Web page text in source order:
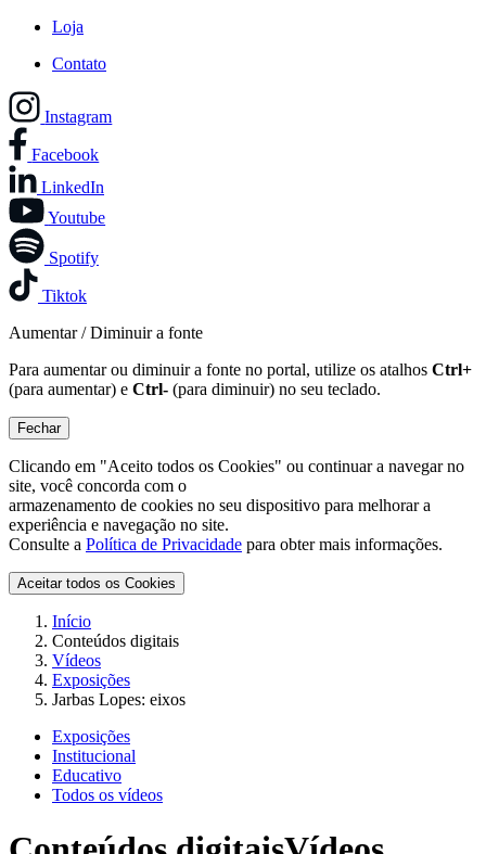
Loja
Contato
Instagram
Facebook
LinkedIn
Youtube
Spotify
Tiktok
Aumentar / Diminuir a fonte
Para aumentar ou diminuir a fonte no portal, utilize os atalhos Ctrl+
(para aumentar) e Ctrl- (para diminuir) no seu teclado.
Fechar
Clicando em "Aceito todos os Cookies" ou continuar a navegar no
site, você concorda com o
armazenamento de cookies no seu dispositivo para melhorar a
experiência e navegação no site.
Consulte a Política de Privacidade para obter mais informações.
Aceitar todos os Cookies
Início
Conteúdos digitais
Vídeos
Exposições
Jarbas Lopes: eixos
Exposições
Institucional
Educativo
Todos os vídeos